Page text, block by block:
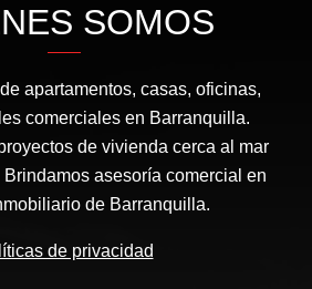
SOMOS
apartamentos, casas, oficinas,
comerciales en Barranquilla.
de vivienda cerca al mar
asesoría comercial en
de Barranquilla.
de privacidad